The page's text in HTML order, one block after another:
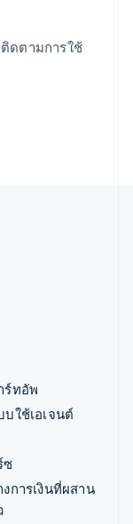
ดตามการใช้
ร์ทอัพ
ใช้เอเจนต์
ซ
การเงินที่ผสาน